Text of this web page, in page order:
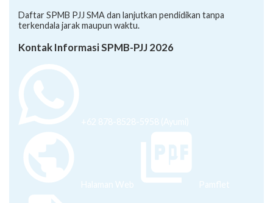
Daftar SPMB PJJ SMA dan lanjutkan pendidikan tanpa
terkendala jarak maupun waktu.
Kontak Informasi SPMB-PJJ 2026
+62 878-8528-5958 (Ayumi)
Halaman Web Pamflet